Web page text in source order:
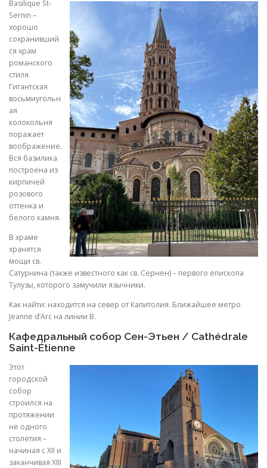
Basilique St-
Sernin –
хорошо
сохранивший
ся храм
романского
стиля.
Гигантская
восьмиугольн
ая
колокольня
поражает
воображение.
Вся базилика
построена из
кирпичей
розового
оттенка и
белого камня.
В храме
хранятся
мощи св.
Сатурнина (также известного как св. Сернен) – первого епископа
Тулузы, которого замучили язычники.
Как найти: находится на север от Капитолия. Ближайшее метро
Jeanne d’Arc на линии B.
Кафедральный собор Сен-Этьен / Cathédrale
Saint-Étienne
Этот
городской
собор
строился на
протяжении
не одного
столетия –
начиная с XII и
заканчивая XIII